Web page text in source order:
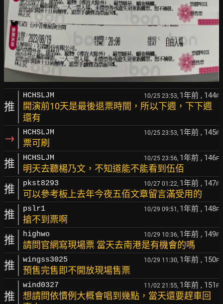
推
HCHSLJM 10/25 23:53, 1年前 , 144F
開演前10天是最後退票時間，所以下週，下下週
還有
→ HCHSLJM 10/25 23:53, 1年前 , 145F
票可刷
推 HCHSLJM 10/25 23:56, 1年前 , 146F
明天去聽楊乃文，不知道能不能看到伍佰
推 pkst8293 10/27 01:22, 1年前 , 147F
可以參考板上去年今夜五佰文章留言滿受用的
推 pslr1 10/29 09:51, 1年前 , 148F
搶不到票啊
推 highwo 10/29 10:36, 1年前 , 149F
請問官網寫現場票 當天去南港是有機會的嗎
推 wingss3025 10/29 11:30, 1年前 , 150F
預售完售即不開放現場售票
推
wind0327 11/02 21:55, 1年前 , 151 F
想請問依慣例大概會唱到幾點，當天還要趕車回